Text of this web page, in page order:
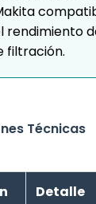
rendimiento
filtración.
Técnicas
Detalle